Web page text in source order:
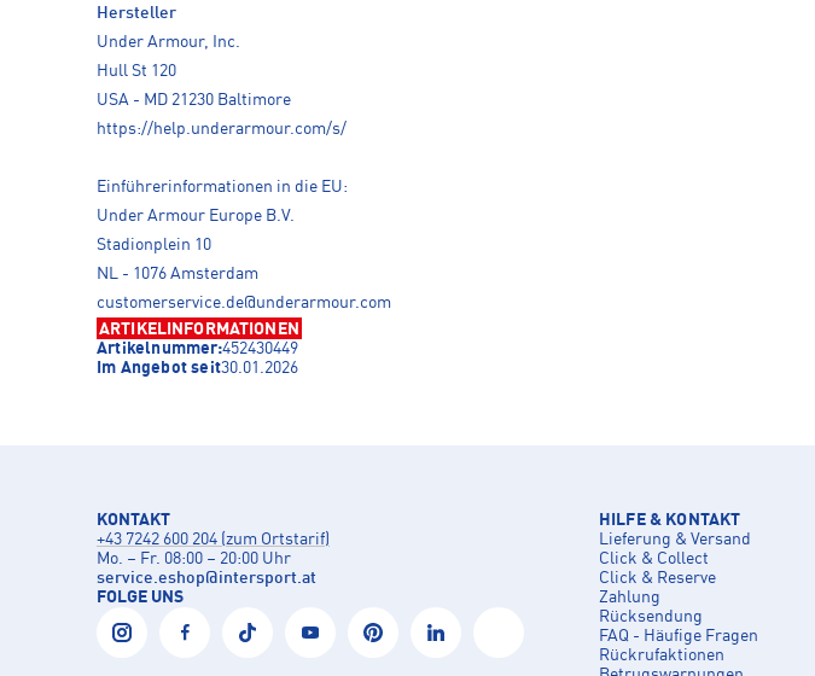
Hersteller
Under Armour, Inc.
Hull St 120
USA - MD 21230 Baltimore
https://help.underarmour.com/s/
Einführerinformationen in die EU:
Under Armour Europe B.V.
Stadionplein 10
NL - 1076 Amsterdam
customerservice.de@underarmour.com
ARTIKELINFORMATIONEN
Artikelnummer:452430449
Im Angebot seit30.01.2026
KONTAKT
+43 7242 600 204 (zum Ortstarif)
Mo. – Fr. 08:00 – 20:00 Uhr
service.eshop@intersport.at
FOLGE UNS
HILFE & KONTAKT
Lieferung & Versand
Click & Collect
Click & Reserve
Zahlung
Rücksendung
FAQ - Häufige Fragen
Rückrufaktionen